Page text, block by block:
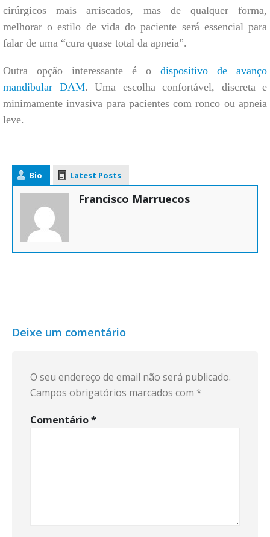
cirúrgicos mais arriscados, mas de qualquer forma,
melhorar o estilo de vida do paciente será essencial para
falar de uma “cura quase total da apneia”.
Outra opção interessante é o dispositivo de avanço
mandibular DAM. Uma escolha confortável, discreta e
minimamente invasiva para pacientes com ronco ou apneia
leve.
Bio Latest Posts
Francisco Marruecos
Deixe um comentário
O seu endereço de email não será publicado.
Campos obrigatórios marcados com *
Comentário*